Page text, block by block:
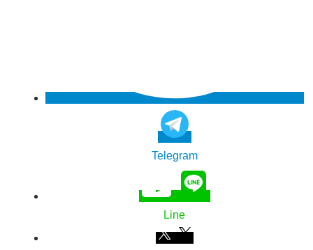
Telegram
Line